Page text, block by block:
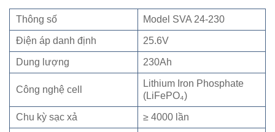
Thông số Model SVA 24-230
Điện áp danh định 25.6V
Dung lượng 230Ah
Công nghệ cell
Lithium Iron Phosphate
(LiFePO₄)
Chu kỳ sạc xả ≥ 4000 lần